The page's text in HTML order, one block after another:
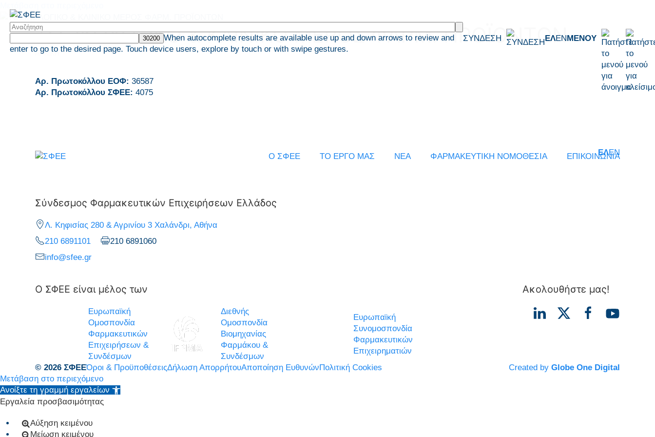
When autocomplete results are available use up and down arrows to review and
enter to go to the desired page. Touch device users, explore by touch or with swipe gestures.
ΣΥΝΔΕΣΗ ΕΛEN ΜΕΝΟΥ
ΤΟΞΙΚΟΛΟΓΙΚΟ & ΚΛΙΝΙΚΟ ΜΕΡΟΣ ΦΑΡΜ. ΠΡΟΪΟΝΤΩΝ
ΑΡΧΙΚΗ
Αρ. Πρωτοκόλλου ΕΟΦ: 36587
Αρ. Πρωτοκόλλου ΣΦΕΕ: 4075
ΕΛEN
Ο ΣΦΕΕ ΤΟ ΕΡΓΟ ΜΑΣ ΝΕΑ ΦΑΡΜΑΚΕΥΤΙΚΗ ΝΟΜΟΘΕΣΙΑ ΕΠΙΚΟΙΝΩΝΙΑ
Σύνδεσμος Φαρμακευτικών Επιχειρήσεων Ελλάδος
Λ. Κηφισίας 280 & Αγρινίου 3 Χαλάνδρι, Αθήνα
210 6891101
210 6891060
info@sfee.gr
Ο ΣΦΕΕ είναι μέλος των
Ευρωπαϊκή
Ομοσπονδία
Φαρμακευτικών
Επιχειρήσεων &
Συνδέσμων
Διεθνής
Ομοσπονδία
Βιομηχανίας
Φαρμάκου &
Συνδέσμων
Ευρωπαϊκή
Συνομοσπονδία
Φαρμακευτικών
Επιχειρηματιών
Ακολουθήστε μας!
© 2026 ΣΦΕΕΌροι & ΠροϋποθέσειςΔήλωση ΑπορρήτουΑποποίηση ΕυθυνώνΠολιτική Cookies Created by Globe One Digital
Μετάβαση στο περιεχόμενο
Ανοίξτε τη γραμμή εργαλείων
Εργαλεία προσβασιμότητας
Αύξηση κειμένου
Μείωση κειμένου